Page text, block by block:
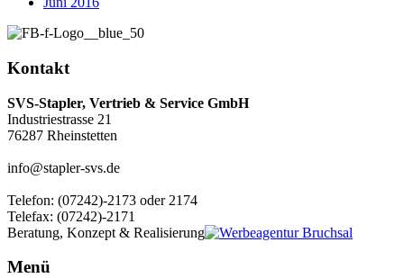
Kontakt
SVS-Stapler, Vertrieb & Service GmbH
Industriestrasse 21
76287 Rheinstetten
info@stapler-svs.de
Telefon: (07242)-2173 oder 2174
Telefax: (07242)-2171
Beratung, Konzept & Realisierung
Menü